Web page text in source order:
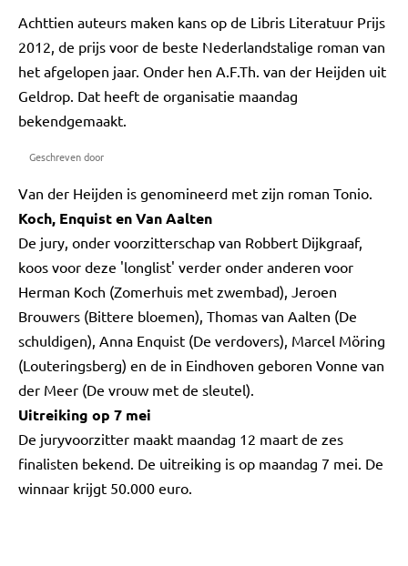
Achttien auteurs maken kans op de Libris Literatuur Prijs
2012, de prijs voor de beste Nederlandstalige roman van
het afgelopen jaar. Onder hen A.F.Th. van der Heijden uit
Geldrop. Dat heeft de organisatie maandag
bekendgemaakt.
Geschreven door
Van der Heijden is genomineerd met zijn roman Tonio.
Koch, Enquist en Van Aalten
De jury, onder voorzitterschap van Robbert Dijkgraaf,
koos voor deze 'longlist' verder onder anderen voor
Herman Koch (Zomerhuis met zwembad), Jeroen
Brouwers (Bittere bloemen), Thomas van Aalten (De
schuldigen), Anna Enquist (De verdovers), Marcel Möring
(Louteringsberg) en de in Eindhoven geboren Vonne van
der Meer (De vrouw met de sleutel).
Uitreiking op 7 mei
De juryvoorzitter maakt maandag 12 maart de zes
finalisten bekend. De uitreiking is op maandag 7 mei. De
winnaar krijgt 50.000 euro.